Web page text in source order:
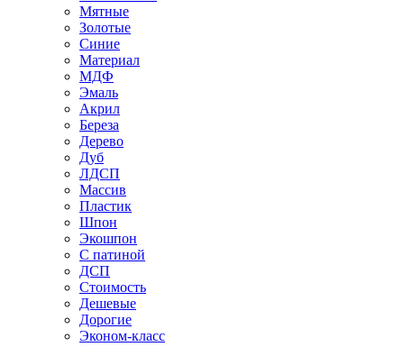
Мятные
Золотые
Синие
Материал
МДФ
Эмаль
Акрил
Береза
Дерево
Дуб
ЛДСП
Массив
Пластик
Шпон
Экошпон
С патиной
ДСП
Стоимость
Дешевые
Дорогие
Эконом-класс